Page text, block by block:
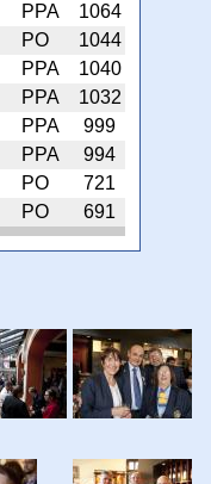
PPA
1064
PO
1044
PPA
1040
PPA
1032
PPA
999
PPA
994
PO
721
PO 691